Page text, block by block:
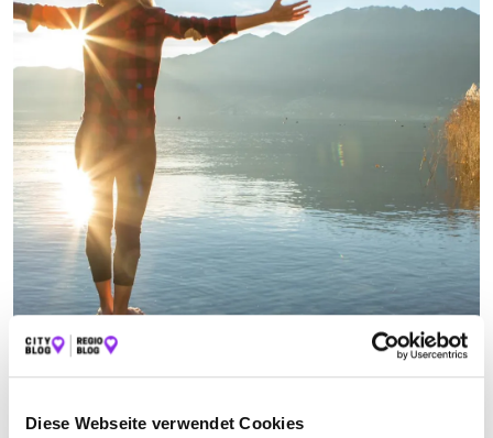
Diese Webseite verwendet Cookies
Suchen nach